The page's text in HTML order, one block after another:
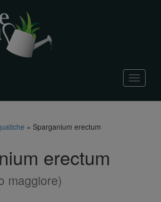
T
o
g
» Sparganium erectum
erectum
maggiore)